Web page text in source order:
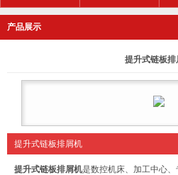
产品展示
提升式链板排
提升式链板排屑机
提升式链板排屑机是数控机床、加工中心